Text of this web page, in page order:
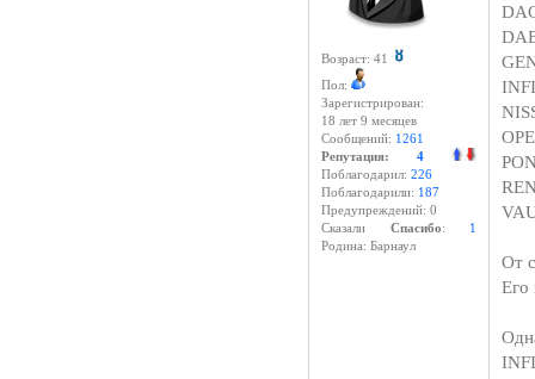
Возраст: 41
Пол:
Зарегистрирован:
18 лет 9 месяцев
Сообщений: 1261
Репутация: 4
Поблагодарил: 226
Поблагодарили: 187
Предупреждений: 0
Cказали Спасибо: 1
Родина: Барнаул
От
Его